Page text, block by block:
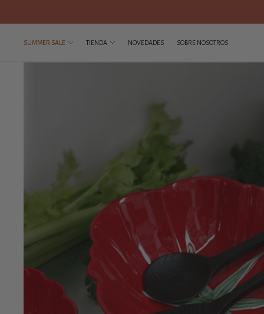
SUMMER SALE TIENDA NOVEDADES SOBRE NOSOTROS